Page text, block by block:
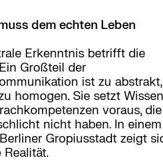
dem echten Leben
Erkenntnis betrifft die
Großteil der
ist zu abstrakt,
homogen. Sie setzt
voraus, die
nicht haben. In einem
Gropiusstadt zeigt
Realität.